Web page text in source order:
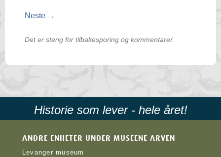
Neste →
Det er steng for tilbakesporing og kommentarer.
Historie som lever - hele året!
ANDRE ENHETER UNDER MUSEENE ARVEN
Levanger museum